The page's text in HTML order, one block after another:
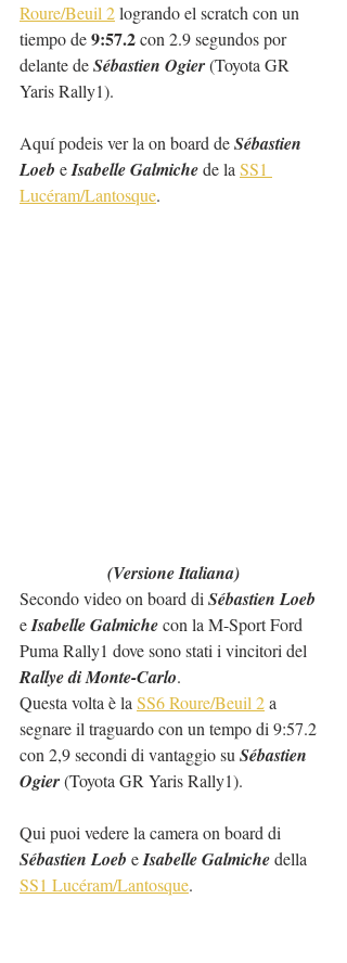
Roure/Beuil 2logrando el scratch con un
tiempo de 9:57.2 con 2.9 segundos por
delante de Sébastien Ogier (Toyota GR
Yaris Rally1).
Aquí podeis ver la on board de Sébastien
Loeb e Isabelle Galmiche de la SS1
Lucéram/Lantosque.
(Versione Italiana)
Secondo video on board di Sébastien Loeb
e Isabelle Galmiche con la M-Sport Ford
Puma Rally1 dove sono stati i vincitori del
Rallye di Monte-Carlo.
Questa volta è la SS6 Roure/Beuil 2 a
segnare il traguardo con un tempo di 9:57.2
con 2,9 secondi di vantaggio su Sébastien
Ogier (Toyota GR Yaris Rally1).
Qui puoi vedere la camera on board di
Sébastien Loeb e Isabelle Galmiche della
SS1 Lucéram/Lantosque.